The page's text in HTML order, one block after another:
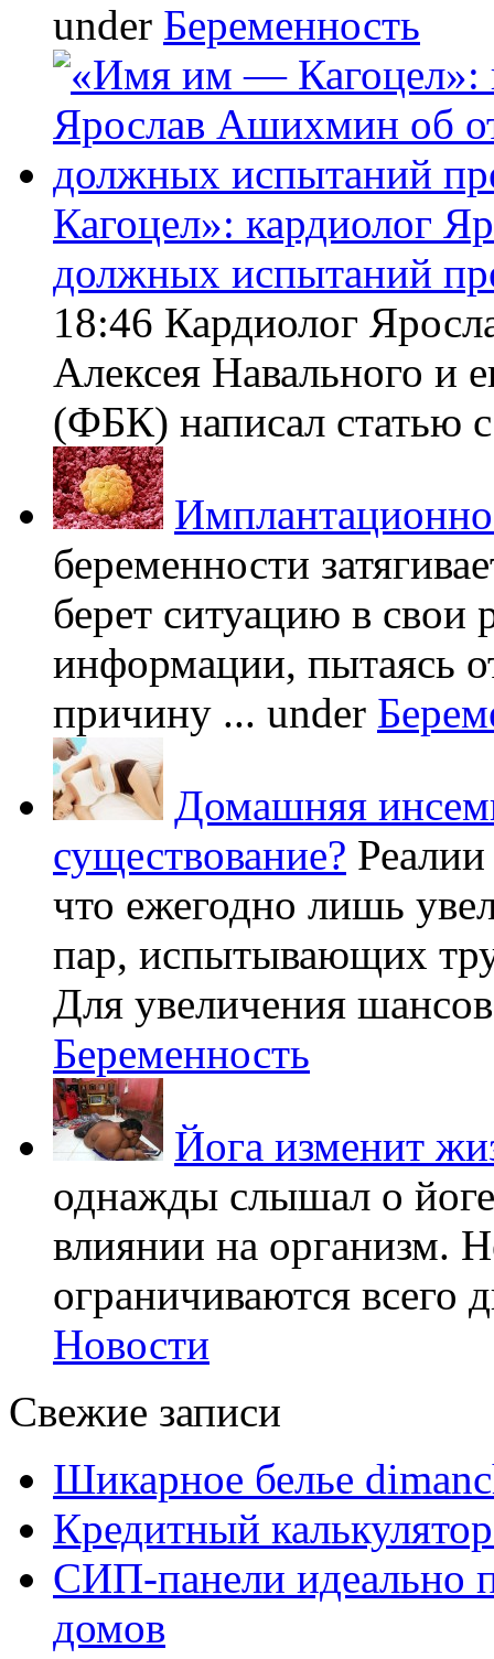
under Беременность
Кагоцел»: кардиолог
должных испытаний
18:46 Кардиолог
Алексея Навального и
(ФБК) написал статью
беременности
берет ситуацию в свои
информации, пытаясь
причину ... under
Домашняя
существование?
что ежегодно лишь
пар, испытывающих
Для увеличения
Беременность
Йога изменит
однажды слышал о
влиянии на организм.
ограничиваются всего
Новости
Свежие записи
Шикарное белье
Кредитный
СИП-панели идеально
домов